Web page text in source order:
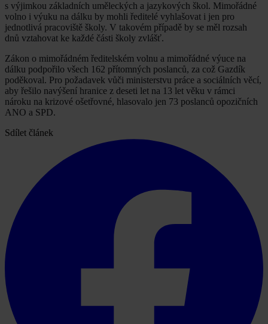
s výjimkou základních uměleckých a jazykových škol. Mimořádné
volno i výuku na dálku by mohli ředitelé vyhlašovat i jen pro
jednotlivá pracoviště školy. V takovém případě by se měl rozsah
dnů vztahovat ke každé části školy zvlášť.
Zákon o mimořádném ředitelském volnu a mimořádné výuce na
dálku podpořilo všech 162 přítomných poslanců, za což Gazdík
poděkoval. Pro požadavek vůči ministerstvu práce a sociálních věcí,
aby řešilo navýšení hranice z deseti let na 13 let věku v rámci
nároku na krizové ošetřovné, hlasovalo jen 73 poslanců opozičních
ANO a SPD.
Sdílet článek